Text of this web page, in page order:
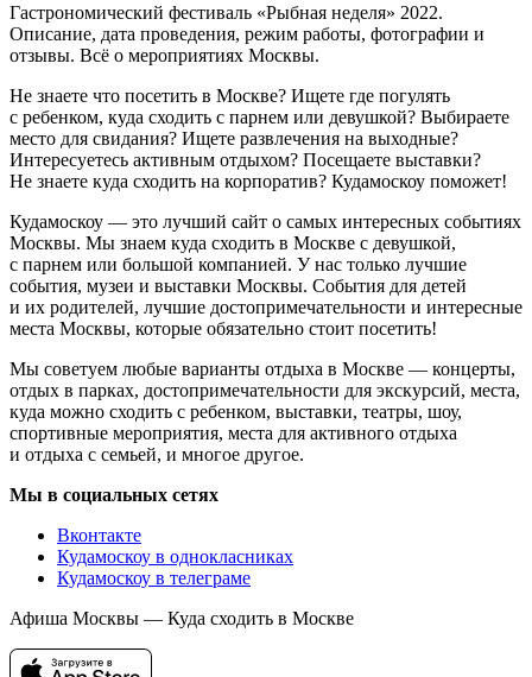
Гастрономический фестиваль «Рыбная неделя» 2022.
Описание, дата проведения, режим работы, фотографии и
отзывы. Всё о мероприятиях Москвы.
Не знаете что посетить в Москве? Ищете где погулять
с ребенком, куда сходить с парнем или девушкой? Выбираете
место для свидания? Ищете развлечения на выходные?
Интересуетесь активным отдыхом? Посещаете выставки?
Не знаете куда сходить на корпоратив? Кудамоскоу поможет!
Кудамоскоу — это лучший сайт о самых интересных событиях
Москвы. Мы знаем куда сходить в Москве с девушкой,
с парнем или большой компанией. У нас только лучшие
события, музеи и выставки Москвы. События для детей
и их родителей, лучшие достопримечательности и интересные
места Москвы, которые обязательно стоит посетить!
Мы советуем любые варианты отдыха в Москве — концерты,
отдых в парках, достопримечательности для экскурсий, места,
куда можно сходить с ребенком, выставки, театры, шоу,
спортивные мероприятия, места для активного отдыха
и отдыха с семьей, и многое другое.
Мы в социальных сетях
Вконтакте
Кудамоскоу в однокласниках
Кудамоскоу в телеграме
Афиша Москвы — Куда сходить в Москве